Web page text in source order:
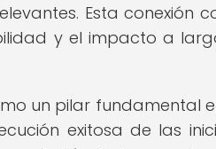
Esta conexión
y el impacto a
un pilar fundamental
exitosa de las